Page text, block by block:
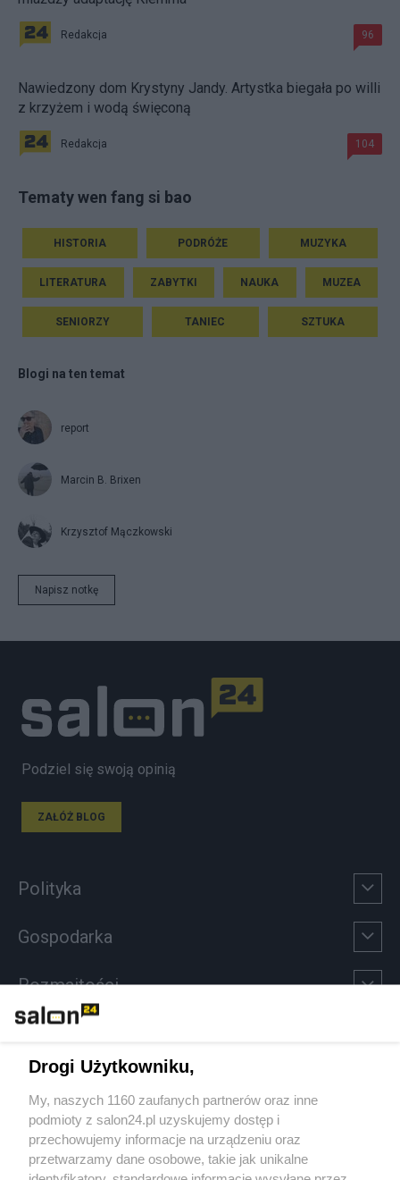
Redakcja 96
Nawiedzony dom Krystyny Jandy. Artystka biegała po willi
z krzyżem i wodą święconą
Redakcja 104
Tematy wen fang si bao
HISTORIA PODRÓŻE MUZYKA
LITERATURA ZABYTKI NAUKA MUZEA
SENIORZY TANIEC SZTUKA
Blogi na ten temat
report
Marcin B. Brixen
Krzysztof Mączkowski
Napisz notkę
Podziel się swoją opinią
ZAŁÓŻ BLOG
Polityka
Gospodarka
Rozmaitości
Sport
Społeczeństwo
Drogi Użytkowniku,
My, naszych 1160 zaufanych partnerów oraz inne
podmioty z salon24.pl uzyskujemy dostęp i
przechowujemy informacje na urządzeniu oraz
przetwarzamy dane osobowe, takie jak unikalne